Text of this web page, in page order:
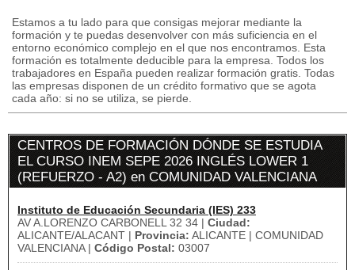
Estamos a tu lado para que consigas mejorar mediante la
formación y te puedas desenvolver con más suficiencia en el
entorno económico complejo en el que nos encontramos. Esta
formación es totalmente deducible para la empresa. Todos los
trabajadores en España pueden realizar formación gratis. Todas
las empresas disponen de un crédito formativo que se agota
cada año: si no se utiliza, se pierde.
CENTROS DE FORMACIÓN DÓNDE SE ESTUDIA
EL CURSO INEM SEPE 2026 INGLÉS LOWER 1
(REFUERZO - A2) en COMUNIDAD VALENCIANA
Instituto de Educación Secundaria (IES) 233
AV A.LORENZO CARBONELL 32 34 | Ciudad:
ALICANTE/ALACANT | Provincia: ALICANTE | COMUNIDAD
VALENCIANA | Código Postal: 03007